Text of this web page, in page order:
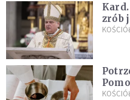
zrób